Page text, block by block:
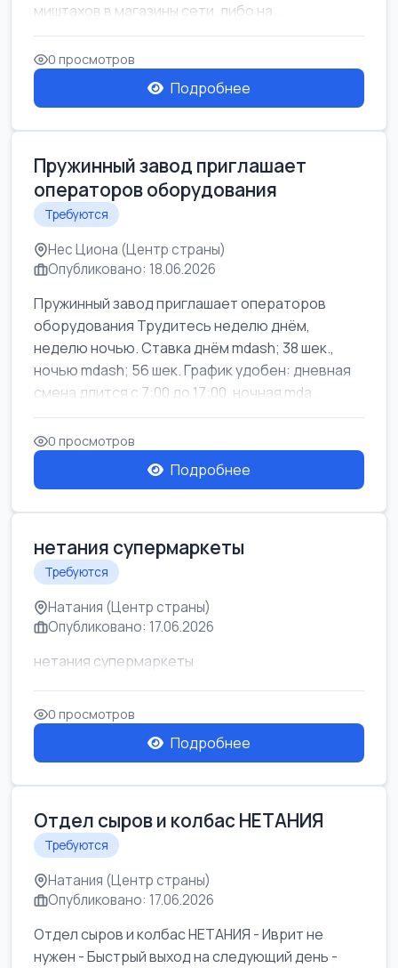
миштахов в магазины сети, либо на...
0 просмотров
Подробнее
Пружинный завод приглашает
операторов оборудования
Требуются
Нес Циона (Центр страны)
Опубликовано: 18.06.2026
Пружинный завод приглашает операторов
оборудования Трудитесь неделю днём,
неделю ночью. Ставка днём mdash; 38 шек.,
ночью mdash; 56 шек. График удобен: дневная
смена длится с 7:00 до 17:00, ночная mda...
0 просмотров
Подробнее
нетания супермаркеты
Требуются
Натания (Центр страны)
Опубликовано: 17.06.2026
нетания супермаркеты
0 просмотров
Подробнее
Отдел сыров и колбас НЕТАНИЯ
Требуются
Натания (Центр страны)
Опубликовано: 17.06.2026
Отдел сыров и колбас НЕТАНИЯ - Иврит не
нужен - Быстрый выход на следующий день -